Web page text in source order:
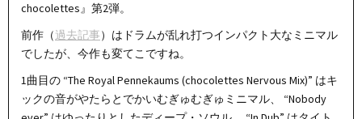
chocolettes』第2弾。
前作（過去記事）はドラムが乱れ打つインパクト大なミニマル
でしたが、今作も変てこですね。
1曲目の “The Royal Pennekaums (chocolettes Nervous Mix)” はキ
ックの音がやたらとでかいむぎゅむぎゅミニマル、 “Nobody